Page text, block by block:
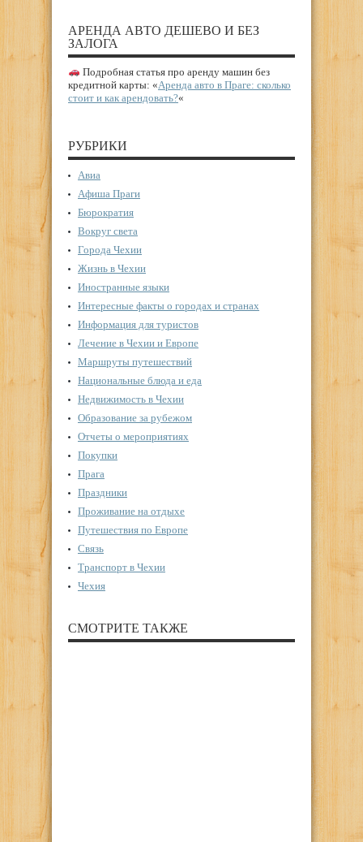
АРЕНДА АВТО ДЕШЕВО И БЕЗ
ЗАЛОГА
Подробная статья про аренду машин без
кредитной карты: «Аренда авто в Праге: сколько
стоит и как арендовать?«
РУБРИКИ
Авиа
Афиша Праги
Бюрократия
Вокруг света
Города Чехии
Жизнь в Чехии
Иностранные языки
Интересные факты о городах и странах
Информация для туристов
Лечение в Чехии и Европе
Маршруты путешествий
Национальные блюда и еда
Недвижимость в Чехии
Образование за рубежом
Отчеты о мероприятиях
Покупки
Прага
Праздники
Проживание на отдыхе
Путешествия по Европе
Связь
Транспорт в Чехии
Чехия
СМОТРИТЕ ТАКЖЕ